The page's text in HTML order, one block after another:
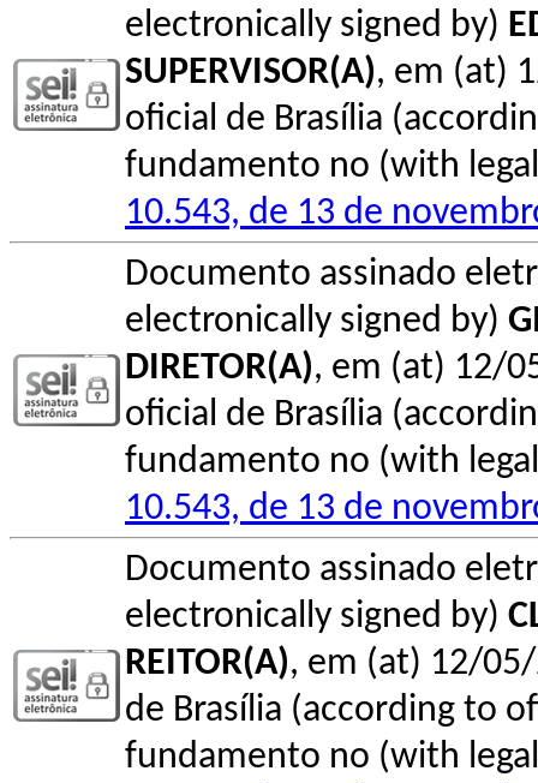
electronically signed by)
SUPERVISOR(A), em (at)
oficial de Brasília
fundamento no (with
10.543, de 13 de
Documento assinado
electronically signed by)
DIRETOR(A), em (at) 12/
oficial de Brasília
fundamento no (with
10.543, de 13 de
Documento assinado
electronically signed by)
REITOR(A), em (at) 12/
de Brasília (according to
fundamento no (with